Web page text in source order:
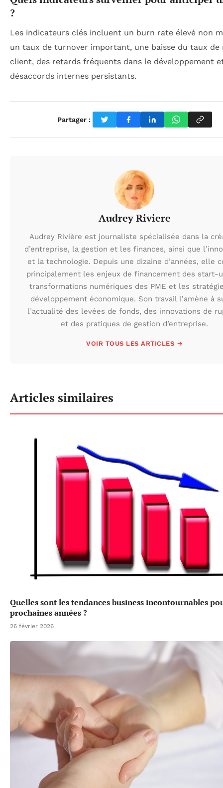
?
Les indicateurs clés incluent un burn rate élevé non
un taux de turnover important, une baisse du taux
client, des retards fréquents dans le développement
désaccords internes persistants.
Partager :
Audrey Riviere
Audrey Rivière est journaliste spécialisée dans la
d’entreprise, la gestion et les finances, ainsi que
et la technologie. Depuis une dizaine d’années, elle
principalement les enjeux de financement des start-
transformations numériques des PME et les
développement économique. Son travail l’amène à
l’actualité des levées de fonds, des innovations de
et des pratiques de gestion d’entreprise.
VOIR TOUS LES ARTICLES →
Articles similaires
Quelles sont les tendances business incontournables
prochaines années ?
26 février 2026